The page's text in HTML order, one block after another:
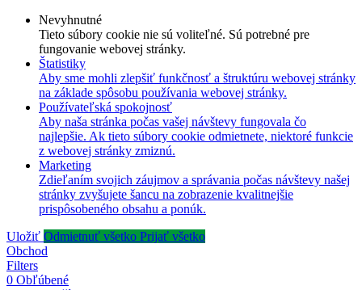
Nevyhnutné
Tieto súbory cookie nie sú voliteľné. Sú potrebné pre
fungovanie webovej stránky.
Štatistiky
Aby sme mohli zlepšiť funkčnosť a štruktúru webovej stránky
na základe spôsobu používania webovej stránky.
Používateľská spokojnosť
Aby naša stránka počas vašej návštevy fungovala čo
najlepšie. Ak tieto súbory cookie odmietnete, niektoré funkcie
z webovej stránky zmiznú.
Marketing
Zdieľaním svojich záujmov a správania počas návštevy našej
stránky zvyšujete šancu na zobrazenie kvalitnejšie
prispôsobeného obsahu a ponúk.
Uložiť Odmietnuť všetko Prijať všetko
Obchod
Filters
0 Obľúbené